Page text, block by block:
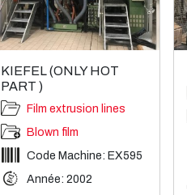
KIEFEL (ONLY HOT
PART )
Film extrusion lines
Blown film
Code Machine: EX595
Année: 2002